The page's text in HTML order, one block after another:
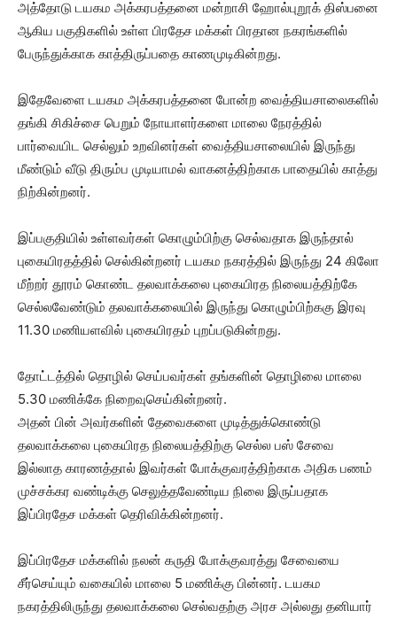
அத்தோடு டயகம அக்கரபத்தனை மன்றாசி ஹோல்புறூக் திஸ்பனை
ஆகிய பகுதிகளில் உள்ள பிரதேச மக்கள் பிரதான நகரங்களில்
பேருந்துக்காக காத்திருப்பதை காணமுடிகின்றது.
இதேவேளை டயகம அக்கரபத்தனை போன்ற வைத்தியசாலைகளில்
தங்கி சிகிச்சை பெறும் நோயாளர்களை மாலை நேரத்தில்
பார்வையிட செல்லும் உறவினர்கள் வைத்தியசாலையில் இருந்து
மீண்டும் வீடு திரும்ப முடியாமல் வாகனத்திற்காக பாதையில் காத்து
நிற்கின்றனர்.
இப்பகுதியில் உள்ளவர்கள் கொழும்பிற்கு செல்வதாக இருந்தால்
புகையிரதத்தில் செல்கின்றனர் டயகம நகரத்தில் இருந்து 24 கிலோ
மீற்றர் தூரம் கொண்ட தலவாக்கலை புகையிரத நிலையத்திற்கே
செல்லவேண்டும் தலவாக்கலையில் இருந்து கொழும்பிற்ககு இரவு
11.30 மணியளவில் புகையிரதம் புறப்படுகின்றது.
தோட்டத்தில் தொழில் செய்பவர்கள் தங்களின் தொழிலை மாலை
5.30 மணிக்கே நிறைவுசெய்கின்றனர்.
அதன் பின் அவர்களின் தேவைகளை முடித்துக்கொண்டு
தலவாக்கலை புகையிரத நிலையத்திற்கு செல்ல பஸ் சேவை
இல்லாத காரணத்தால் இவர்கள் போக்குவரத்திற்காக அதிக பணம்
முச்சக்கர வண்டிக்கு செலுத்தவேண்டிய நிலை இருப்பதாக
இப்பிரதேச மக்கள் தெரிவிக்கின்றனர்.
இப்பிரதேச மக்களில் நலன் கருதி போக்குவரத்து சேவையை
சீர்செய்யும் வகையில் மாலை 5 மணிக்கு பின்னர். டயகம
நகரத்திலிருந்து தலவாக்கலை செல்வதற்கு அரச அல்லது தனியார்